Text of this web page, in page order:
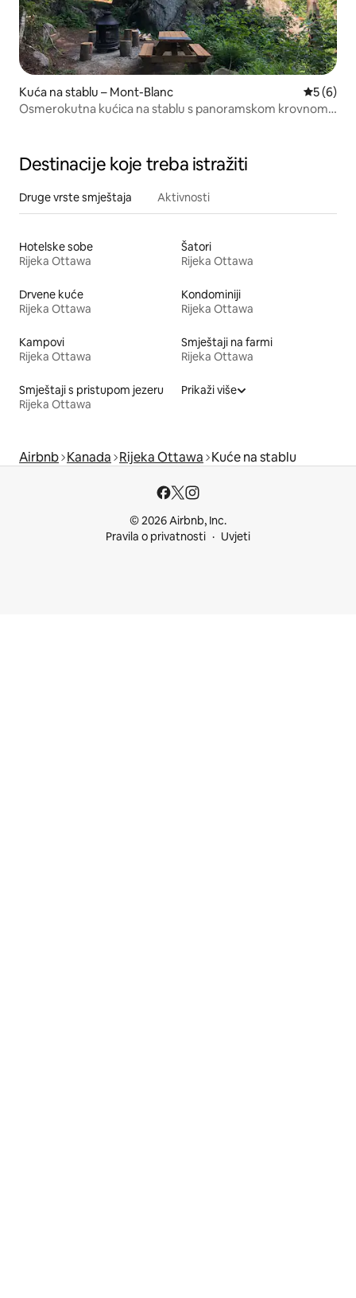
Kuća na stablu – Mont-Blanc
5 (6)
Osmerokutna kućica na stablu s panoramskom krovnom
Destinacije koje treba istražiti
Druge vrste smještaja Aktivnosti
Hotelske sobe
Rijeka Ottawa
Šatori
Rijeka Ottawa
Drvene kuće
Rijeka Ottawa
Kondominiji
Rijeka Ottawa
Kampovi
Rijeka Ottawa
Smještaji na farmi
Rijeka Ottawa
Smještaji s pristupom jezeru
Rijeka Ottawa
Prikaži više
Airbnb Kanada Rijeka Ottawa Kuće na stablu
© 2026 Airbnb, Inc.
Pravila o privatnosti
Uvjeti